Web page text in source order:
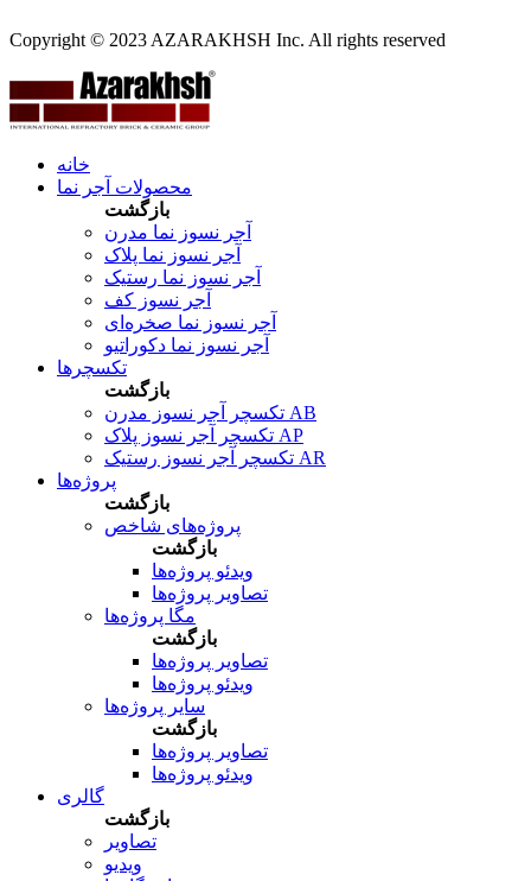
Copyright © 2023 AZARAKHSH Inc. All rights reserved
خانه
محصولات آجر نما
بازگشت
آجر نسوز نما مدرن
آجر نسوز نما پلاک
آجر نسوز نما رستیک
آجر نسوز کف
آجر نسوز نما صخره‌ای
آجر نسوز نما دکوراتیو
تکسچرها
بازگشت
تکسچر آجر نسوز مدرن AB
تکسچر آجر نسوز پلاک AP
تکسچر آجر نسوز رستیک AR
پروژه‌ها
بازگشت
پروژه‌های شاخص
بازگشت
ویدئو پروژه‌ها
تصاویر پروژه‌ها
مگا پروژه‌ها
بازگشت
تصاویر پروژه‌ها
ویدئو پروژه‌ها
سایر پروژه‌ها
بازگشت
تصاویر پروژه‌ها
ویدئو پروژه‌ها
گالری
بازگشت
تصاویر
ویدیو